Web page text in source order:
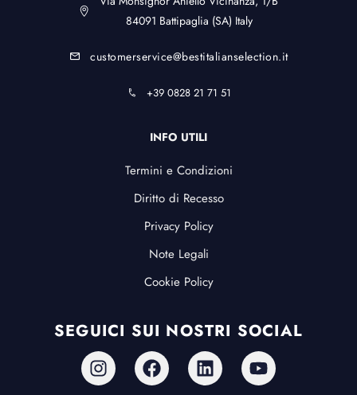
84091 Battipaglia (SA) Italy
customerservice@bestitalianselection.it
+39 0828 21 71 51
INFO UTILI
Termini e Condizioni
Diritto di Recesso
Privacy Policy
Note Legali
Cookie Policy
SEGUICI SUI NOSTRI SOCIAL